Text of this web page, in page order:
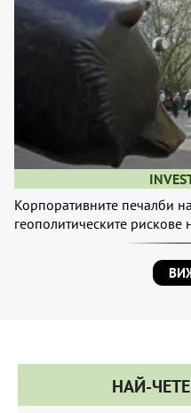
Корпоративните печалби
геополитическите рискове
НАЙ-